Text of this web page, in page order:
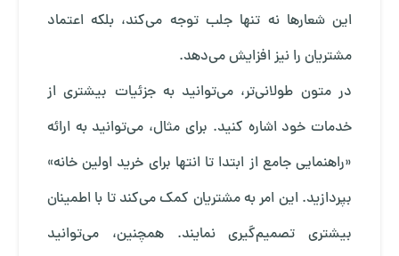
این شعارها نه تنها جلب توجه می‌کند، بلکه اعتماد
مشتریان را نیز افزایش می‌دهد.
در متون طولانی‌تر، می‌توانید به جزئیات بیشتری از
خدمات خود اشاره کنید. برای مثال، می‌توانید به ارائه
«راهنمایی جامع از ابتدا تا انتها برای خرید اولین خانه»
بپردازید. این امر به مشتریان کمک می‌کند تا با اطمینان
بیشتری تصمیم‌گیری نمایند. همچنین، می‌توانید